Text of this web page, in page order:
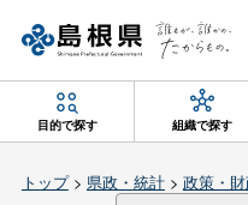
目的で探す 組織で探す
トップ> 県政・統計> 政策・